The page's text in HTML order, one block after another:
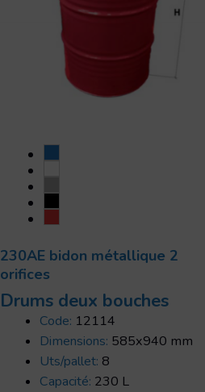
230AE bidon métallique 2
orifices
Drums deux bouches
Code: 12114
Dimensions: 585x940 mm
Uts/pallet: 8
Capacité: 230 L